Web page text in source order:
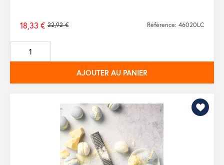
Prix
de
base
22,92 €
18,33 € Référence: 46020LC
AJOUTER AU PANIER